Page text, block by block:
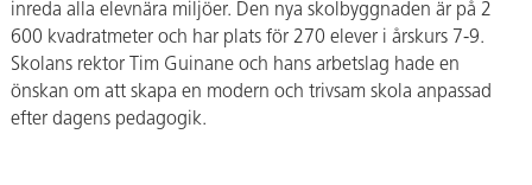
Kontakta Lekolar
inreda alla elevnära miljöer. Den nya skolbyggnaden är på 2
600 kvadratmeter och har plats för 270 elever i årskurs 7-9.
Skolans rektor Tim Guinane och hans arbetslag hade en
önskan om att skapa en modern och trivsam skola anpassad
efter dagens pedagogik.